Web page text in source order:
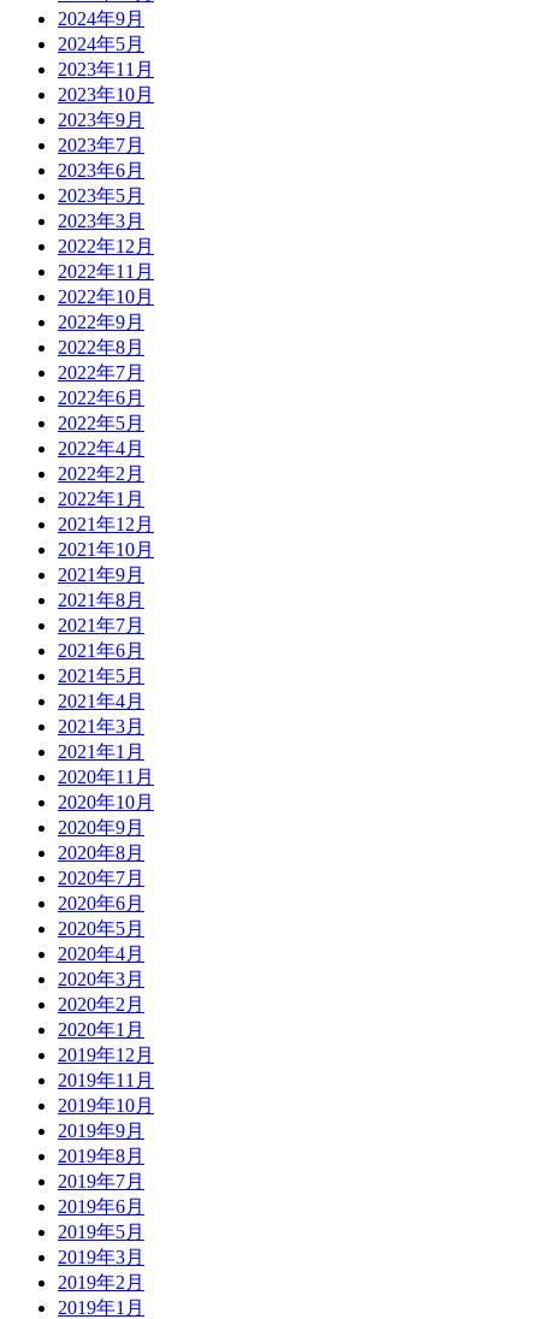
2024年9月
2024年5月
2023年11月
2023年10月
2023年9月
2023年7月
2023年6月
2023年5月
2023年3月
2022年12月
2022年11月
2022年10月
2022年9月
2022年8月
2022年7月
2022年6月
2022年5月
2022年4月
2022年2月
2022年1月
2021年12月
2021年10月
2021年9月
2021年8月
2021年7月
2021年6月
2021年5月
2021年4月
2021年3月
2021年1月
2020年11月
2020年10月
2020年9月
2020年8月
2020年7月
2020年6月
2020年5月
2020年4月
2020年3月
2020年2月
2020年1月
2019年12月
2019年11月
2019年10月
2019年9月
2019年8月
2019年7月
2019年6月
2019年5月
2019年3月
2019年2月
2019年1月